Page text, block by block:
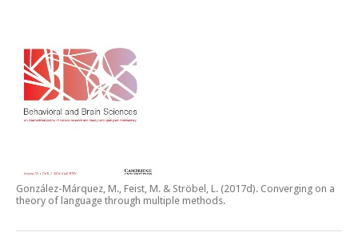
González-Márquez, M., Feist, M. & Ströbel, L. (2017d). Converging on a
theory of language through multiple methods.